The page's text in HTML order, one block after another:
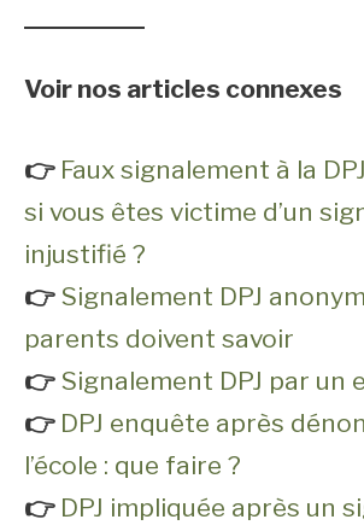
Voir nos articles connexes
👉 Faux signalement à la
si vous êtes victime d’un
injustifié ?
👉 Signalement DPJ
parents doivent savoir
👉 Signalement DPJ par un
👉 DPJ enquête après
l’école : que faire ?
👉 DPJ impliquée après un